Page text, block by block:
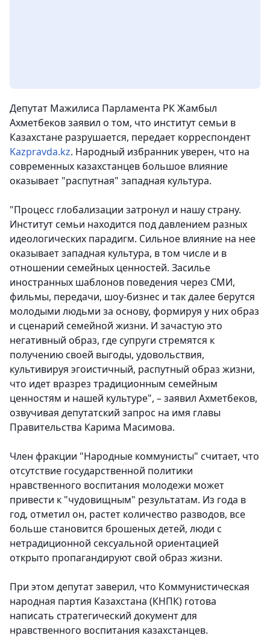
Депутат Мажилиса Парламента РК Жамбыл
Ахметбеков заявил о том, что институт семьи в
Казахстане разрушается, передает корреспондент
Kazpravda.kz. Народный избранник уверен, что на
современных казахстанцев большое влияние
оказывает "распутная" западная культура.
"Процесс глобализации затронул и нашу страну.
Институт семьи находится под давлением разных
идеологических парадигм. Сильное влияние на нее
оказывает западная культура, в том числе и в
отношении семейных ценностей. Засилье
иностранных шаблонов поведения через СМИ,
фильмы, передачи, шоу-бизнес и так далее берутся
молодыми людьми за основу, формируя у них образ
и сценарий семейной жизни. И зачастую это
негативный образ, где супруги стремятся к
получению своей выгоды, удовольствия,
культивируя эгоистичный, распутный образ жизни,
что идет вразрез традиционным семейным
ценностям и нашей культуре", – заявил Ахметбеков,
озвучивая депутатский запрос на имя главы
Правительства Карима Масимова.
Член фракции "Народные коммунисты" считает, что
отсутствие государственной политики
нравственного воспитания молодежи может
привести к "чудовищным" результатам. Из года в
год, отметил он, растет количество разводов, все
больше становится брошеных детей, люди с
нетрадиционной сексуальной ориентацией
открыто пропагандируют свой образ жизни.
При этом депутат заверил, что Коммунистическая
народная партия Казахстана (КНПК) готова
написать стратегический документ для
нравственного воспитания казахстанцев.